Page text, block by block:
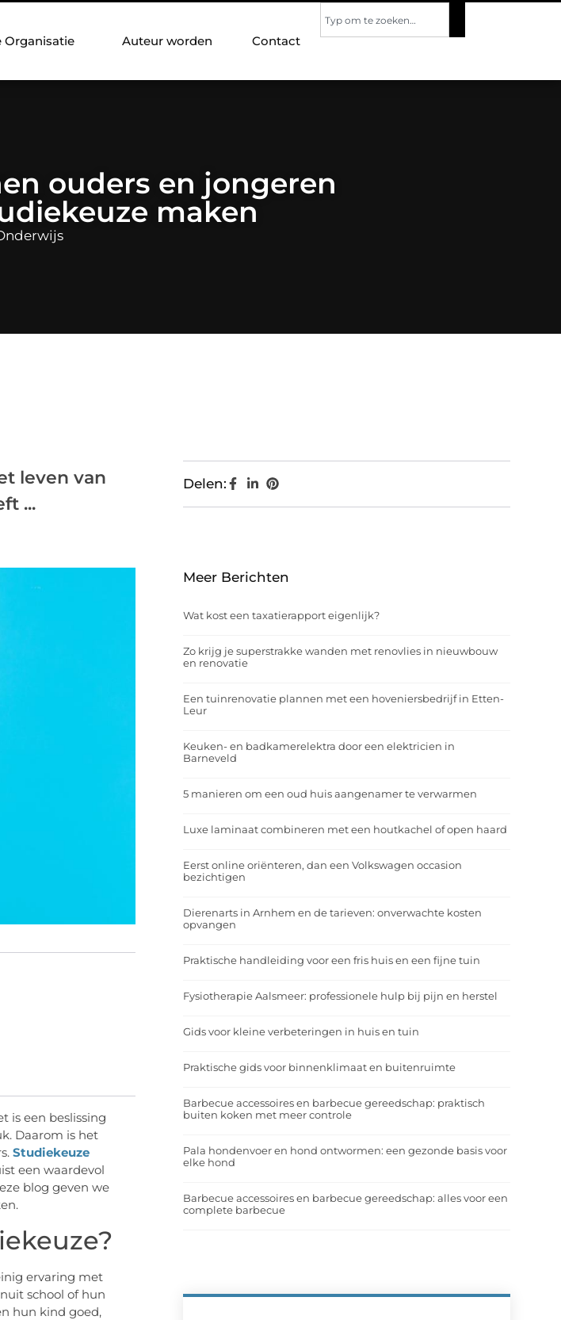
Organisatie Auteur worden Contact
ouders en jongeren
maken
leven van
...
is een beslissing
Daarom is het
Studiekeuze
een waardevol
blog geven we
ervaring met
school of hun
hun kind goed,
Delen:
Meer Berichten
Wat kost een taxatierapport eigenlijk?
Zo krijg je superstrakke wanden met renovlies in nieuwbouw
en renovatie
Een tuinrenovatie plannen met een hoveniersbedrijf in Etten-
Leur
Keuken- en badkamerelektra door een elektricien in
Barneveld
5 manieren om een oud huis aangenamer te verwarmen
Luxe laminaat combineren met een houtkachel of open haard
Eerst online oriënteren, dan een Volkswagen occasion
bezichtigen
Dierenarts in Arnhem en de tarieven: onverwachte kosten
opvangen
Praktische handleiding voor een fris huis en een fijne tuin
Fysiotherapie Aalsmeer: professionele hulp bij pijn en herstel
Gids voor kleine verbeteringen in huis en tuin
Praktische gids voor binnenklimaat en buitenruimte
Barbecue accessoires en barbecue gereedschap: praktisch
buiten koken met meer controle
Pala hondenvoer en hond ontwormen: een gezonde basis voor
elke hond
Barbecue accessoires en barbecue gereedschap: alles voor een
complete barbecue